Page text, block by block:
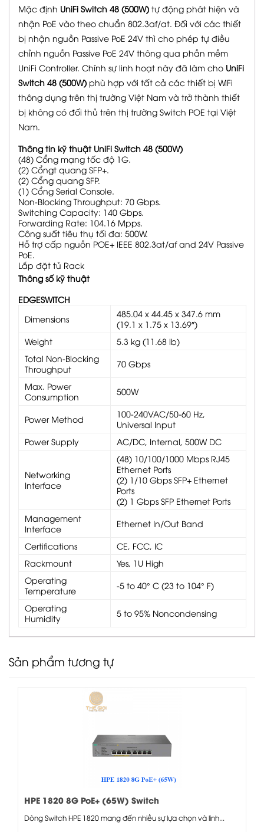
Mặc định UniFi Switch 48 (500W) tự động phát hiện và
nhận PoE vào theo chuẩn 802.3af/at. Đối với các thiết
bị nhận nguồn Passive PoE 24V thì cho phép tự điều
chỉnh nguồn Passive PoE 24V thông qua phần mềm
UniFi Controller. Chính sự linh hoạt này đã làm cho UniFi
Switch 48 (500W) phù hợp với tất cả các thiết bị WiFi
thông dụng trên thị trường Việt Nam và trở thành thiết
bị không có đối thủ trên thị trường Switch POE tại Việt
Nam.
Thông tin kỹ thuật UniFi Switch 48 (500W)
(48) Cổng mạng tốc độ 1G.
(2) Cổngt quang SFP+.
(2) Cổng quang SFP.
(1) Cổng Serial Console.
Non-Blocking Throughput: 70 Gbps.
Switching Capacity: 140 Gbps.
Forwarding Rate: 104.16 Mpps.
Công suất tiêu thụ tối đa: 500W.
Hỗ trợ cấp nguồn POE+ IEEE 802.3at/af and 24V Passive
PoE.
Lắp đặt tủ Rack
Thông số kỹ thuật
EDGESWITCH
Dimensions
485.04 x 44.45 x 347.6 mm
(19.1 x 1.75 x 13.69″)
Weight
5.3 kg (11.68 lb)
Total Non-Blocking
Throughput
70 Gbps
Max. Power
Consumption
500W
Power Method
100-240VAC/50-60 Hz,
Universal Input
Power Supply
AC/DC, Internal, 500W DC
Networking
Interface
(48) 10/100/1000 Mbps RJ45
Ethernet Ports
(2) 1/10 Gbps SFP+ Ethernet
Ports
(2) 1 Gbps SFP Ethernet Ports
Management
Interface
Ethernet In/Out Band
Certifications
CE, FCC, IC
Rackmount
Yes, 1U High
Operating
Temperature
-5 to 40° C (23 to 104° F)
Operating
Humidity
5 to 95% Noncondensing
Sản phẩm tương tự
HPE 1820 8G PoE+ (65W) Switch
Dòng Switch HPE 1820 mang đến nhiều sự lựa chọn và linh...